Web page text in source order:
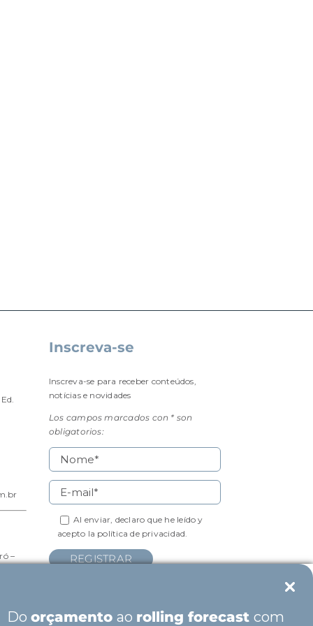
Do orçamento ao rolling forecast com
–
Inscreva-se
Inscreva-se para receber conteúdos,
notícias e novidades
Los campos marcados con * son
obligatorios:
Al enviar, declaro que he leído y
acepto la política de privacidad.